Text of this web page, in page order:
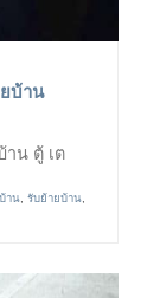
บ้าน
าน ตู้ เต
าน รับย้ายบ้าน